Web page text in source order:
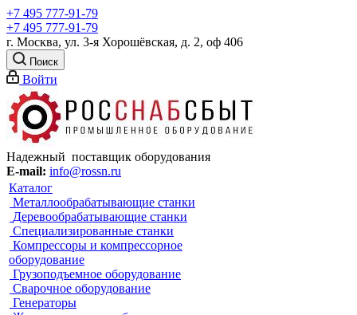
+7 495 777-91-79
+7 495 777-91-79
г. Москва, ул. 3-я Хорошёвская, д. 2, оф 406
Поиск
Войти
Надежный поставщик оборудования
E-mail: info@rossn.ru
Каталог
Металлообрабатывающие станки
Деревообрабатывающие станки
Специализированные станки
Компрессоры и компрессорное
оборудование
Грузоподъемное оборудование
Сварочное оборудование
Генераторы